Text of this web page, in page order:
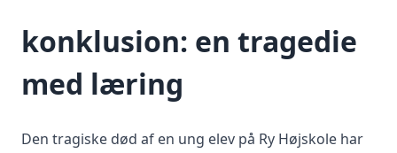
konklusion: en tragedie
med læring
Den tragiske død af en ung elev på Ry Højskole har